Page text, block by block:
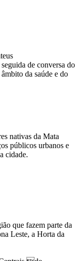
de conversa do
da saúde e do
nativas da Mata
públicos urbanos e
cidade.
que fazem parte da
Leste, a Horta da